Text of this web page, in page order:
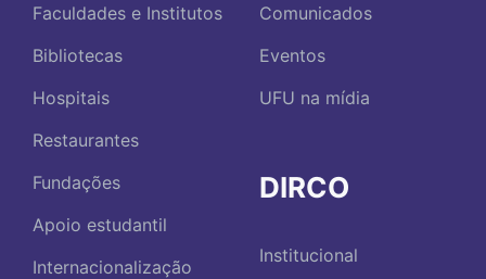
Faculdades e Institutos
Bibliotecas
Hospitais
Restaurantes
Fundações
Apoio estudantil
Internacionalização
Comunicados
Eventos
UFU na mídia
DIRCO
Institucional